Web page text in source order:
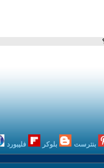
بنترست بلوكر فليبورد